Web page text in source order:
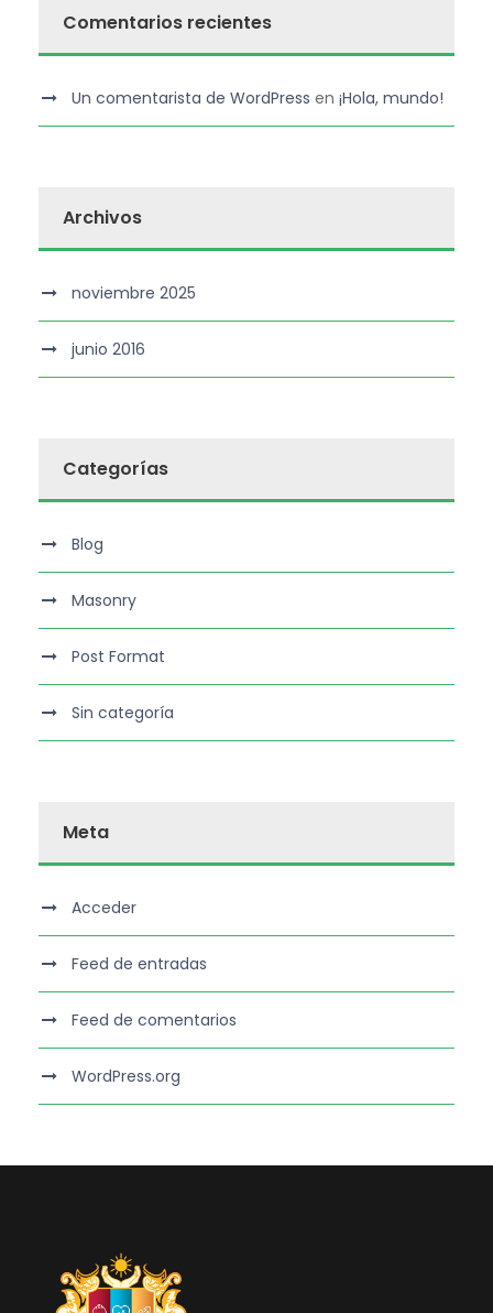
Comentarios recientes
Un comentarista de WordPress en ¡Hola, mundo!
Archivos
noviembre 2025
junio 2016
Categorías
Blog
Masonry
Post Format
Sin categoría
Meta
Acceder
Feed de entradas
Feed de comentarios
WordPress.org